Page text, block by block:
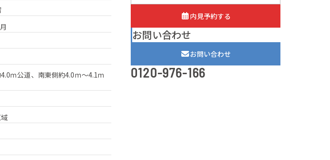
ｍ公道、南東側約4.0ｍ～4.1ｍ
内見予約する
お問い合わせ
お問い合わせ
0120-976-166